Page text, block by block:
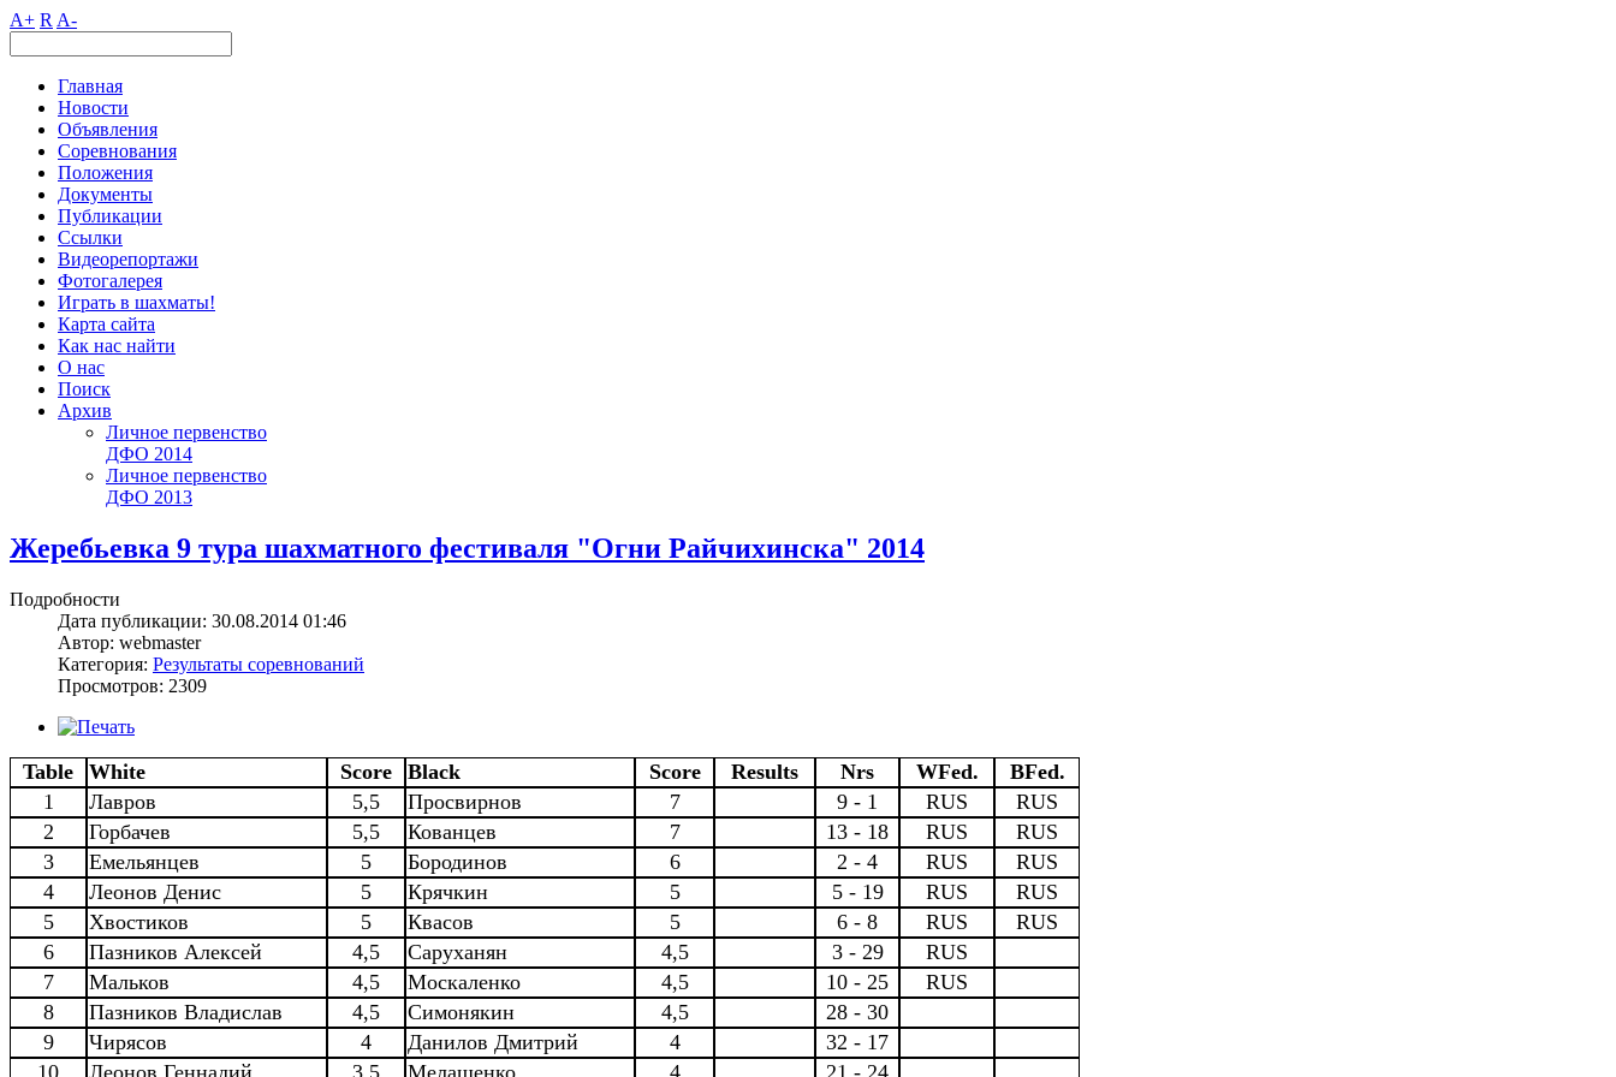
A+ R A-
Главная
Новости
Объявления
Соревнования
Положения
Документы
Публикации
Ссылки
Видеорепортажи
Фотогалерея
Играть в шахматы!
Карта сайта
Как нас найти
О нас
Поиск
Архив
Личное первенство
ДФО 2014
Личное первенство
ДФО 2013
Жеребьевка 9 тура шахматного фестиваля "Огни Райчихинска" 2014
Подробности
Дата публикации: 30.08.2014 01:46
Автор: webmaster
Категория: Результаты соревнований
Просмотров: 2309
Table White Score Black Score Results Nrs WFed.
BFed.
1
Лавров 5,5 Просвирнов 7 9 - 1 RUS
RUS
2
Горбачев 5,5 Кованцев 7 13 - 18 RUS
RUS
3
Емельянцев 5 Бородинов 6 2 - 4 RUS
RUS
4
Леонов Денис 5 Крячкин 5 5 - 19 RUS
RUS
5
Хвостиков 5 Квасов 5 6 - 8 RUS
RUS
6
Пазников Алексей 4,5 Саруханян 4,5 3 - 29
RUS
7
Мальков 4,5 Москаленко 4,5 10 - 25
RUS
8
Пазников Владислав 4,5 Симонякин 4,5
28 - 30
9
Чирясов 4 Данилов Дмитрий 4
32 - 17
10
Леонов Геннадий 3,5 Мелащенко 4 21 - 24